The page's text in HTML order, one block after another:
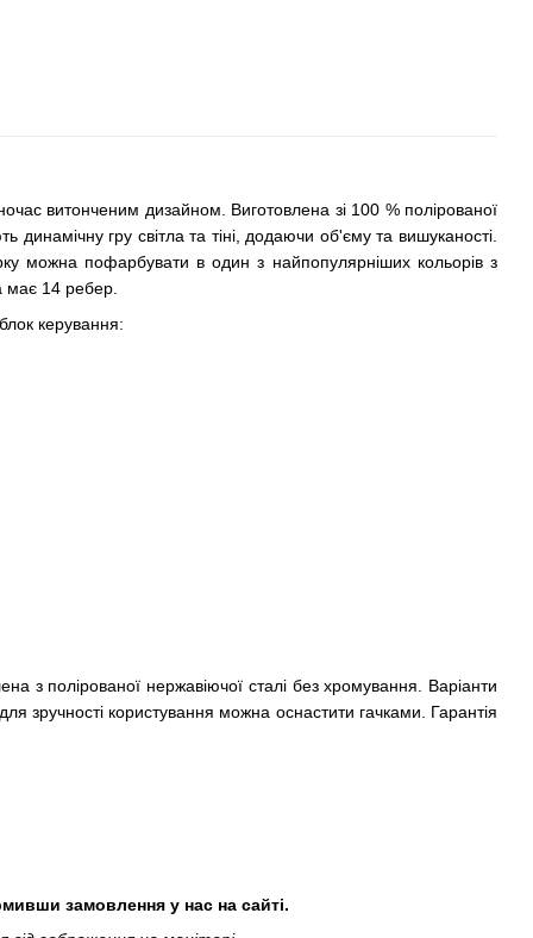
витонченим дизайном. Виготовлена зі 100 % полірованої
динамічну гру світла та тіні, додаючи об'єму та вишуканості.
можна пофарбувати в один з найпопулярніших кольорів з
має 14 ребер.
керування:
з полірованої нержавіючої сталі без хромування. Варіанти
зручності користування можна оснастити гачками. Гарантія
замовлення у нас на сайті.